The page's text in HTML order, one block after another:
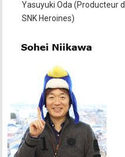
Yasuyuki Oda (Producteur
SNK Heroines)